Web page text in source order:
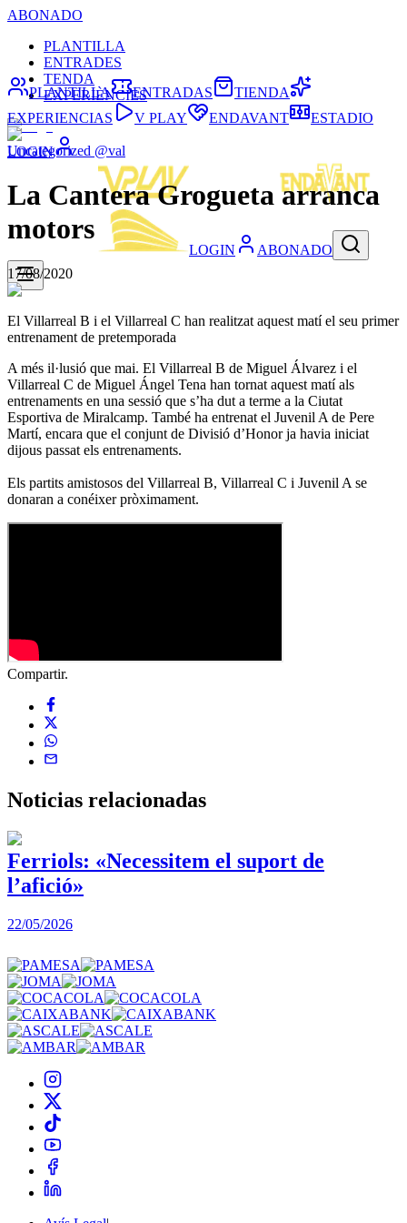
ABONADO
PLANTILLA
ENTRADES
TENDA
EXPERIÈNCIES
LOGIN
LOGIN ABONADO
PLANTILLA ENTRADAS
TIENDA
EXPERIENCIAS
V PLAY ENDAVANT ESTADIO
Uncategorized @val
La Cantera Grogueta arranca
motors
17/08/2020
El Villarreal B i el Villarreal C han realitzat aquest matí el seu primer
entrenament de pretemporada
A més il·lusió que mai. El Villarreal B de Miguel Álvarez i el
Villarreal C de Miguel Ángel Tena han tornat aquest matí als
entrenaments en una sessió que s’ha dut a terme a la Ciutat
Esportiva de Miralcamp. També ha entrenat el Juvenil A de Pere
Martí, encara que el conjunt de Divisió d’Honor ja havia iniciat
dijous passat els entrenaments.
Els partits amistosos del Villarreal B, Villarreal C i Juvenil A se
donaran a conéixer pròximament.
Compartir.
Noticias relacionadas
Ferriols: «Necessitem el suport de
l’afició»
22/05/2026